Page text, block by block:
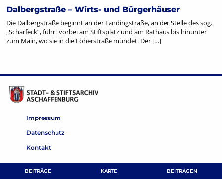
BEITRÄGE KARTE BEITRAGEN
Dalbergstraße – Wirts- und Bürgerhäuser
Die Dalbergstraße beginnt an der Landingstraße, an der Stelle des sog.
„Scharfeck“, führt vorbei am Stiftsplatz und am Rathaus bis hinunter
zum Main, wo sie in die Löherstraße mündet. Der […]
Impressum
Datenschutz
Kontakt